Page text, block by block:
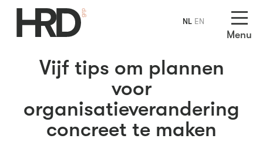
Menu
Vijf tips om plannen
voor
organisatieverandering
concreet te maken
NL EN